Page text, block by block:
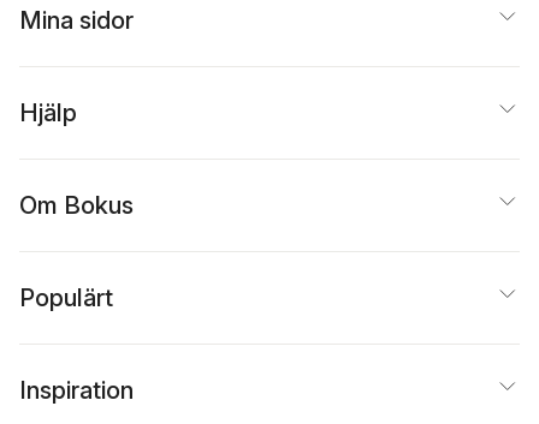
Mina sidor
Hjälp
Om Bokus
Populärt
Inspiration